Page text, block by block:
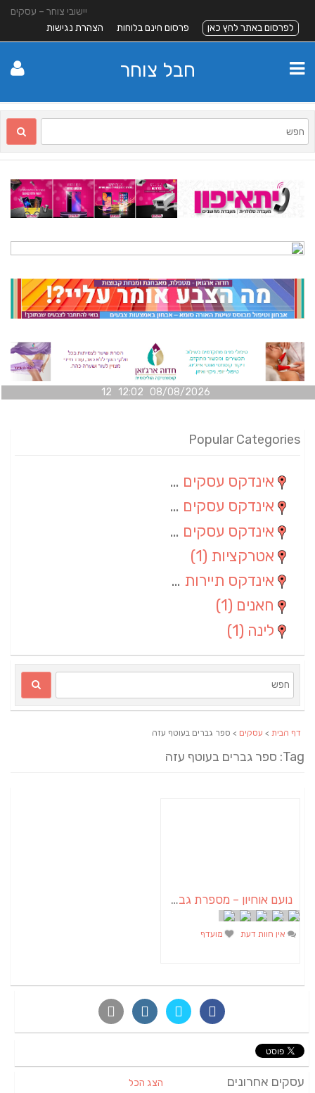
יישובי צוחר – עסקים
לפרסום באתר לחץ כאן
פרסום חינם בלוחות הצהרת נגישות
חבל צוחר
08/08/2026 12:02 12
Popular Categories
אינדקס עסקים מרחבי
אינדקס עסקים מקומי
אינדקס עסקים ארצי
אטרקציות (1)
אינדקס תיירות ארצי
חאנים (1)
לינה (1)
דף הבית > עסקים > ספר גברים בעוטף עזה
Tag: ספר גברים בעוטף עזה
נועם אוחיון – מספרת גברים במושב עמי עוז
אין חוות דעת מועדף
עסקים אחרונים הצג הכל